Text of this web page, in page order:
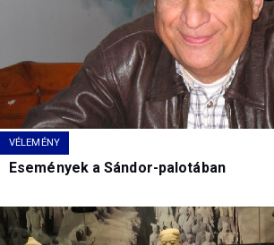
VÉLEMÉNY
Események a Sándor-palotában